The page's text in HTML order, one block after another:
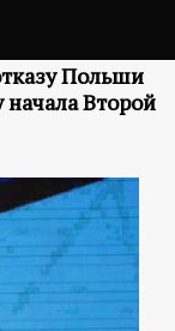
Польши
Второй